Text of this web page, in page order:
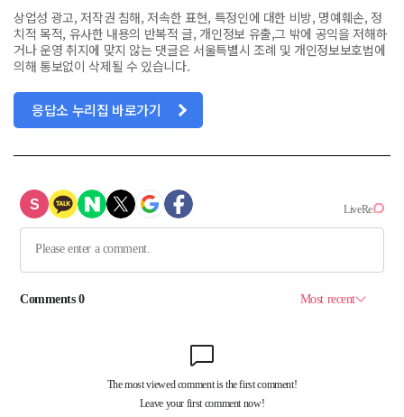
상업성 광고, 저작권 침해, 저속한 표현, 특정인에 대한 비방, 명예훼손, 정
치적 목적, 유사한 내용의 반복적 글, 개인정보 유출,그 밖에 공익을 저해하
거나 운영 취지에 맞지 않는 댓글은 서울특별시 조례 및 개인정보보호법에
의해 통보없이 삭제될 수 있습니다.
응답소 누리집 바로가기